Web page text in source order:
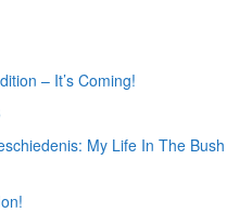
– It’s Coming!
My Life In The Bush